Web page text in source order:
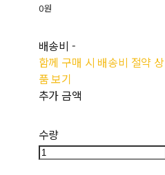
0원
배송비 -
함께 구매 시 배송비 절약 상
품 보기
추가 금액
수량